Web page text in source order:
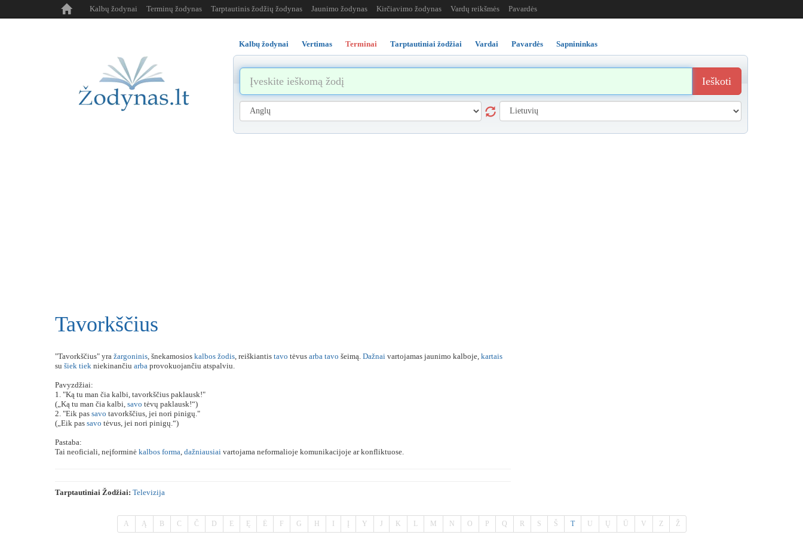
Kalbų žodynai Terminų žodynas Tarptautinis žodžių žodynas Jaunimo žodynas Kirčiavimo žodynas Vardų reikšmės Pavardės
Kalbų žodynai Vertimas Terminai Tarptautiniai žodžiai Vardai Pavardės Sapnininkas
Ieškoti
Tavorkščius
"Tavorkščius" yra žargoninis, šnekamosios kalbos žodis, reiškiantis tavo tėvus arba tavo šeimą. Dažnai vartojamas jaunimo kalboje, kartais
su šiek tiek niekinančiu arba provokuojančiu atspalviu.
Pavyzdžiai:
1. "Ką tu man čia kalbi, tavorkščius paklausk!"
(„Ką tu man čia kalbi, savo tėvų paklausk!“)
2. "Eik pas savo tavorkščius, jei nori pinigų."
(„Eik pas savo tėvus, jei nori pinigų.“)
Pastaba:
Tai neoficiali, neįforminė kalbos forma, dažniausiai vartojama neformalioje komunikacijoje ar konfliktuose.
Tarptautiniai Žodžiai: Televizija
A Ą B C Č D E Ę Ė F G H Y J K L M N O P Q R S Š T U Ų Ū V Z Ž